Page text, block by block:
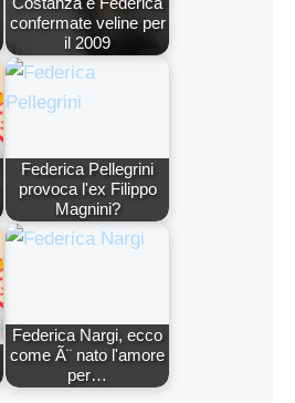
confermate veline per
il 2009
Federica Pellegrini
provoca l'ex Filippo
Magnini?
Federica Nargi, ecco
come Ã¨ nato l'amore
per…